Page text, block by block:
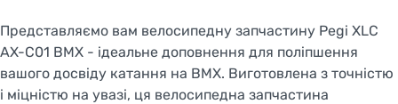
Представляємо вам велосипедну запчастину Pegi XLC
AX-C01 BMX - ідеальне доповнення для поліпшення
вашого досвіду катання на BMX. Виготовлена з точністю
і міцністю на увазі, ця велосипедна запчастина